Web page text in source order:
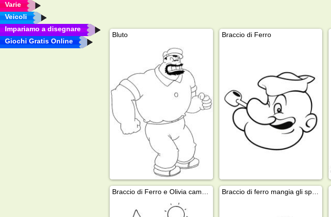
Varie
Veicoli
Impariamo a disegnare
Giochi Gratis Online
Bluto Braccio di Ferro
Braccio di ferro mangia gli spinaci